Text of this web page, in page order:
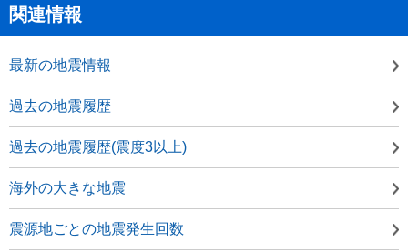
関連情報
最新の地震情報
過去の地震履歴
過去の地震履歴(震度3以上)
海外の大きな地震
震源地ごとの地震発生回数